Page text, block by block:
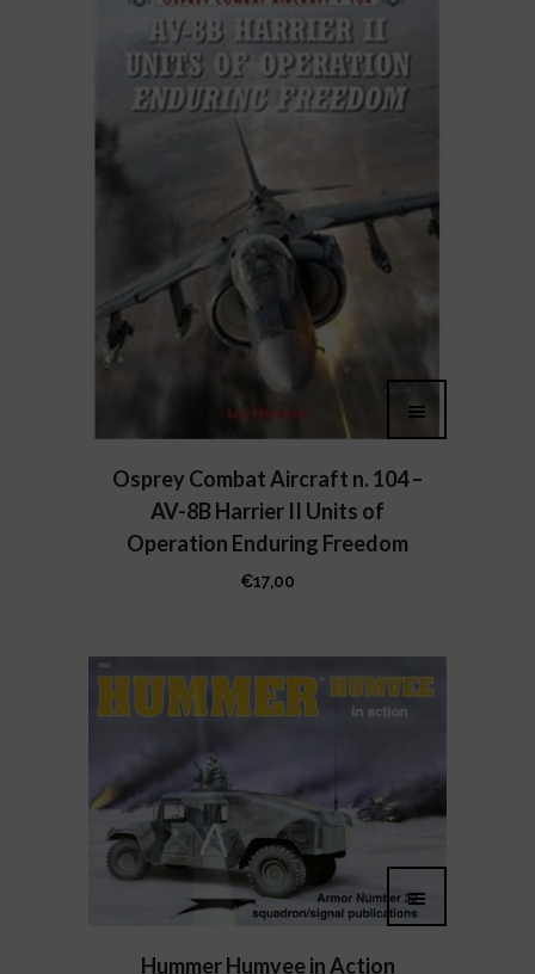
Osprey Combat Aircraft n. 104 –
AV-8B Harrier II Units of
Operation Enduring Freedom
€17,00
Hummer Humvee in Action